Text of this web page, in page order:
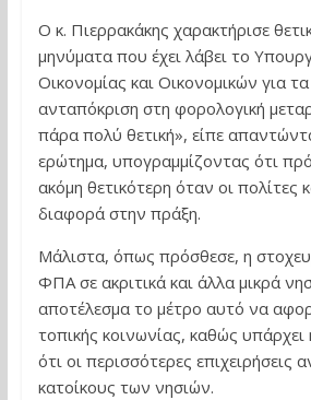
Ο κ. Πιερρακάκης χαρακτήρισε
μηνύματα που έχει λάβει το
Οικονομίας και Οικονομικών για
ανταπόκριση στη φορολογική
πάρα πολύ θετική», είπε
ερώτημα, υπογραμμίζοντας ότι
ακόμη θετικότερη όταν οι πολίτες
διαφορά στην πράξη.
Μάλιστα, όπως πρόσθεσε, η
ΦΠΑ σε ακριτικά και άλλα μικρά
αποτέλεσμα το μέτρο αυτό να
τοπικής κοινωνίας, καθώς υπάρχει
ότι οι περισσότερες επιχειρήσεις
κατοίκους των νησιών.